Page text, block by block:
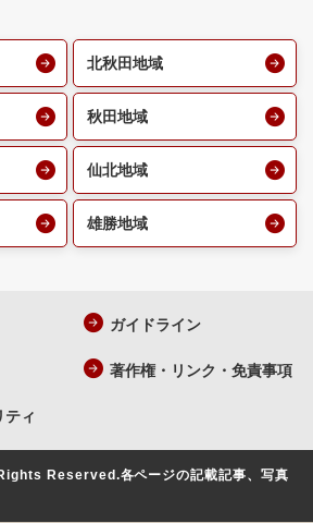
北秋田地域
秋田地域
仙北地域
雄勝地域
ガイドライン
著作権・リンク・免責事項
ティ
Reserved.各ページの記載記事、写真